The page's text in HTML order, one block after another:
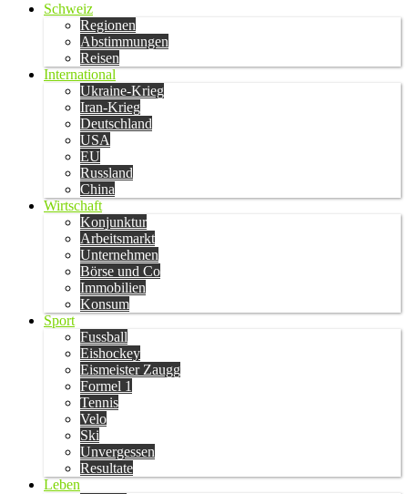
Schweiz
Regionen
Abstimmungen
Reisen
International
Ukraine-Krieg
Iran-Krieg
Deutschland
USA
EU
Russland
China
Wirtschaft
Konjunktur
Arbeitsmarkt
Unternehmen
Börse und Co
Immobilien
Konsum
Sport
Fussball
Eishockey
Eismeister Zaugg
Formel 1
Tennis
Velo
Ski
Unvergessen
Resultate
Leben